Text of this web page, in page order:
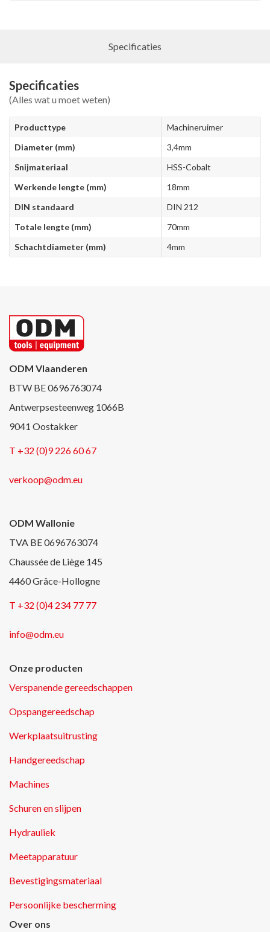
Specificaties
Specificaties
(Alles wat u moet weten)
Producttype
Machineruimer
Diameter (mm)
3,4mm
Snijmateriaal
HSS-Cobalt
Werkende lengte (mm)
18mm
DIN standaard
DIN 212
Totale lengte (mm)
70mm
Schachtdiameter (mm)
4mm
ODM Vlaanderen
BTW BE 0696763074
Antwerpsesteenweg 1066B
9041 Oostakker
T +32 (0)9 226 60 67
verkoop@odm.eu
ODM Wallonie
TVA BE 0696763074
Chaussée de Liège 145
4460 Grâce-Hollogne
T +32 (0)4 234 77 77
info@odm.eu
Onze producten
Verspanende gereedschappen
Opspangereedschap
Werkplaatsuitrusting
Handgereedschap
Machines
Schuren en slijpen
Hydrauliek
Meetapparatuur
Bevestigingsmateriaal
Persoonlijke bescherming
Over ons